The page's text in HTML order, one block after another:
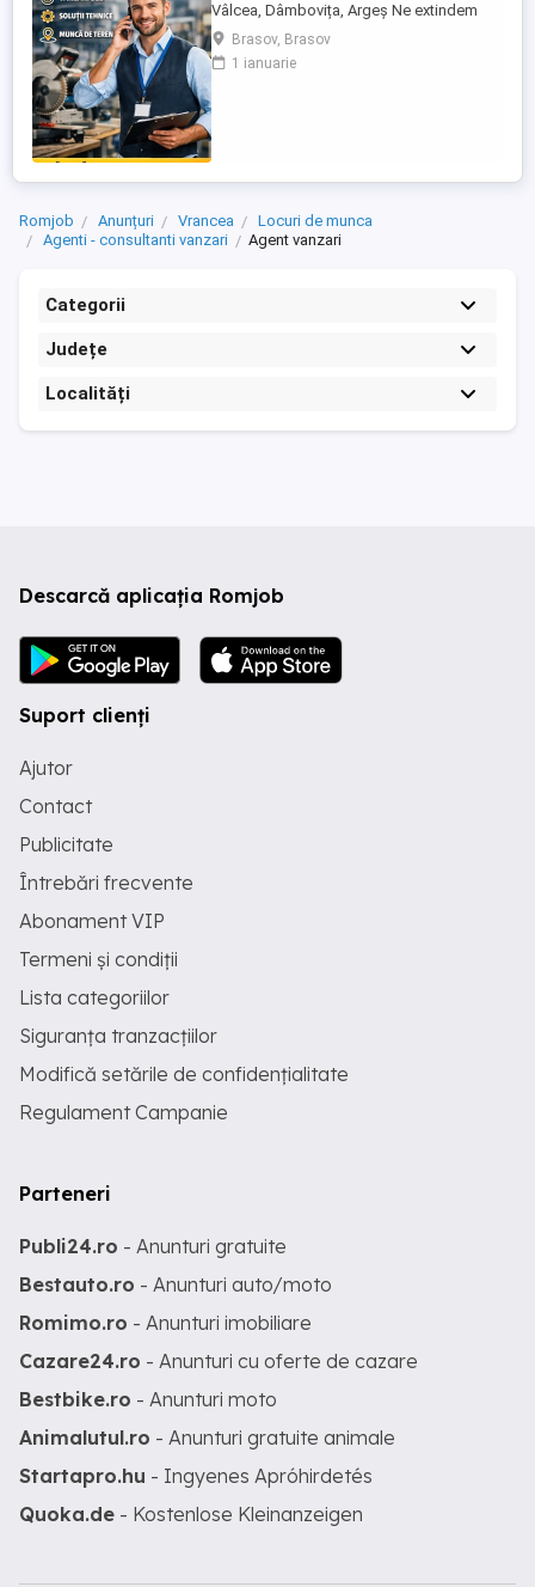
Vâlcea, Dâmbovița, Argeș Ne extindem
echipa de vânzări și căutăm un Agent
Vânzări Soluții Tehnice, orientat către
rezultate, cu experiență în vânzări B2B și
Brasov, Brasov
1 ianuarie
Romjob Anunțuri Vrancea
Locuri de munca
Agenti - consultanti vanzari
Agent vanzari
Categorii
Județe
Localități
Descarcă aplicația Romjob
Suport clienți
Ajutor
Contact
Publicitate
Întrebări frecvente
Abonament VIP
Termeni și condiții
Lista categoriilor
Siguranța tranzacțiilor
Modifică setările de confidențialitate
Regulament Campanie
Parteneri
Publi24.ro - Anunturi gratuite
Bestauto.ro - Anunturi auto/moto
Romimo.ro - Anunturi imobiliare
Cazare24.ro - Anunturi cu oferte de cazare
Bestbike.ro - Anunturi moto
Animalutul.ro - Anunturi gratuite animale
Startapro.hu - Ingyenes Apróhirdetés
Quoka.de - Kostenlose Kleinanzeigen